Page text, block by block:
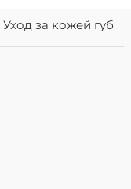
Уход за кожей губ